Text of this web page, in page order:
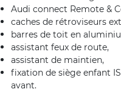
Audi connect Remote &
caches de rétroviseurs
barres de toit en
assistant feux de route,
assistant de maintien,
fixation de siège enfant
avant.